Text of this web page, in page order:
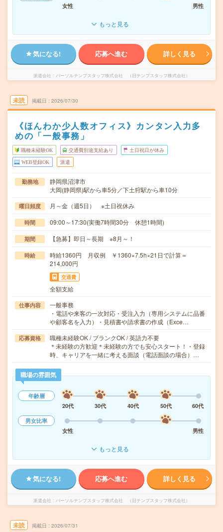
女性
男性
もっと見る
気になる! 応募へ進む 詳しく見る
派遣会社 パーソルテンプスタッフ株式会社 （旧テンプスタッフ株式会社）
未読 掲載日 2026/07/30
《ほんわか少人数オフィス》カンタン入力多
めの「一般事務」
職種未経験OK 交通費別途支給あり 土日祝日が休み
WEB登録OK 派遣
勤務地
静岡県沼津市
大岡(静岡県)駅から車5分／下土狩駅から車10分
曜日頻度 月～金（週5日） ※土日祝休み
時間 09:00～17:30(実働7時間30分 休憩1時間)
期間 【急募】即日～長期 ※8月～！
時給
時給1360円 月収例 ￥1360×7.5h×21日で計算＝
214,000円
交通費
全額支給
仕事内容
一般事務
・電話や来客の一次対応・受注入力（専用システムに品番
や顧客名を入力）・見積書や請求書の作成（Exce…
応募資格
職種未経験OK / ブランクOK / 英語力不要
＊未経験の方歓迎＊未経験の方でも安心スタート！・登録
時、キャリアを一緒に考える面談（電話面談の場合）…
職場の雰囲気
年齢層
20代
30代 40代 50代
60代
男女比率
女性
男性
もっと見る
気になる! 応募へ進む 詳しく見る
派遣会社 パーソルテンプスタッフ株式会社 （旧テンプスタッフ株式会社）
未読 掲載日 2026/07/31